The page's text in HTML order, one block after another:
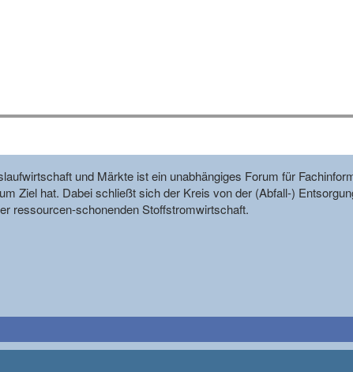
und Märkte ist ein unabhängiges Forum für
Ziel hat. Dabei schließt sich der Kreis von der (Abfall-)
ressourcen-schonenden Stoffstromwirtschaft.